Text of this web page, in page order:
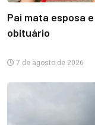
Pai mata esposa
obituário
7 de agosto de 2026